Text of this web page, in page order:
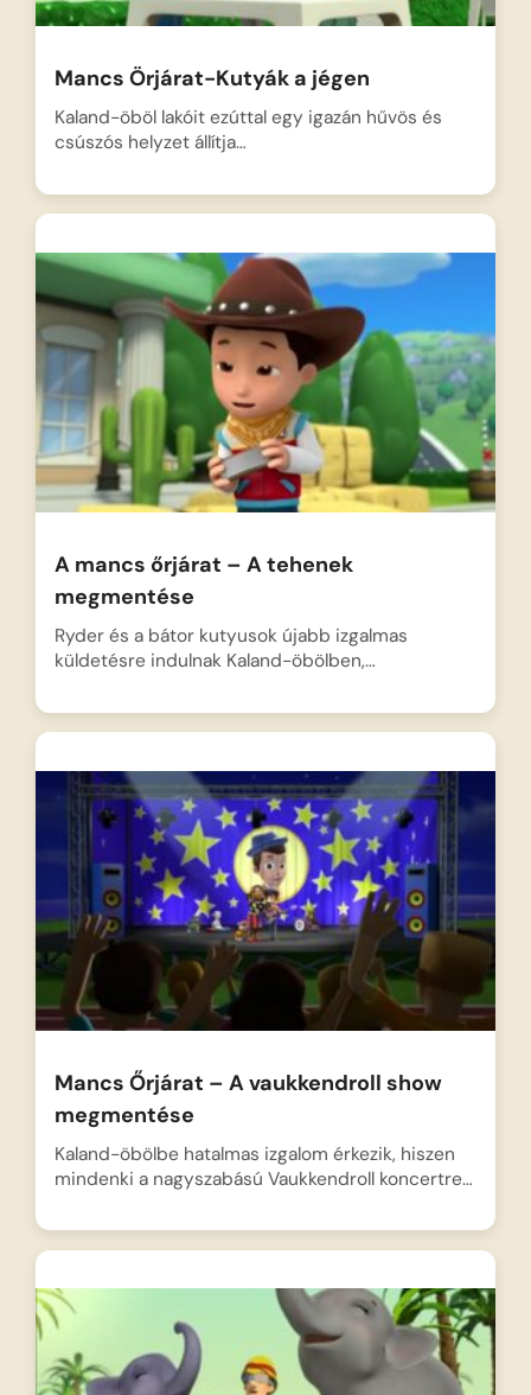
Mancs Örjárat-Kutyák a jégen
Kaland-öböl lakóit ezúttal egy igazán hűvös és
csúszós helyzet állítja…
A mancs őrjárat – A tehenek
megmentése
Ryder és a bátor kutyusok újabb izgalmas
küldetésre indulnak Kaland-öbölben,…
Mancs Őrjárat – A vaukkendroll show
megmentése
Kaland-öbölbe hatalmas izgalom érkezik, hiszen
mindenki a nagyszabású Vaukkendroll koncertre…